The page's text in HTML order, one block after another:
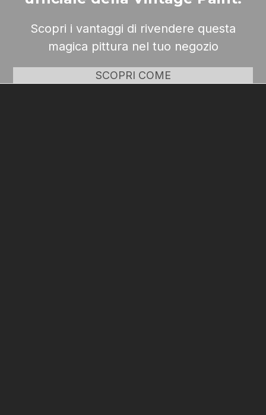
Scopri i vantaggi di rivendere questa
magica pittura nel tuo negozio
SCOPRI COME